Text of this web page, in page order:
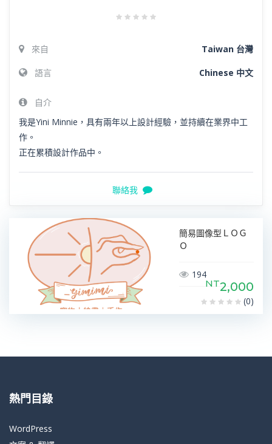
來自 Taiwan 台灣
語言 Chinese 中文
自介
我是Yini Minnie，具有兩年以上設計經驗，並持續在業界中工
作。
正在累積設計作品中。
聯絡我
簡易圖像型ＬＯＧ
Ｏ
194
NT2,000
(0)
熱門目錄
WordPress